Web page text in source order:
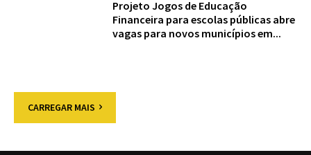
Projeto Jogos de Educação
Financeira para escolas públicas abre
vagas para novos municípios em...
CARREGAR MAIS